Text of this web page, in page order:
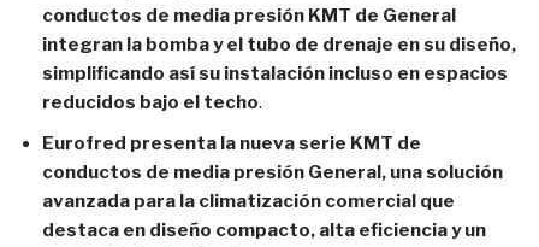
conductos de media presión KMT de General
integran la bomba y el tubo de drenaje en su diseño,
simplificando así su instalación incluso en espacios
reducidos bajo el techo.
Eurofred presenta la nueva serie KMT de
conductos de media presión General, una solución
avanzada para la climatización comercial que
destaca en diseño compacto, alta eficiencia y un